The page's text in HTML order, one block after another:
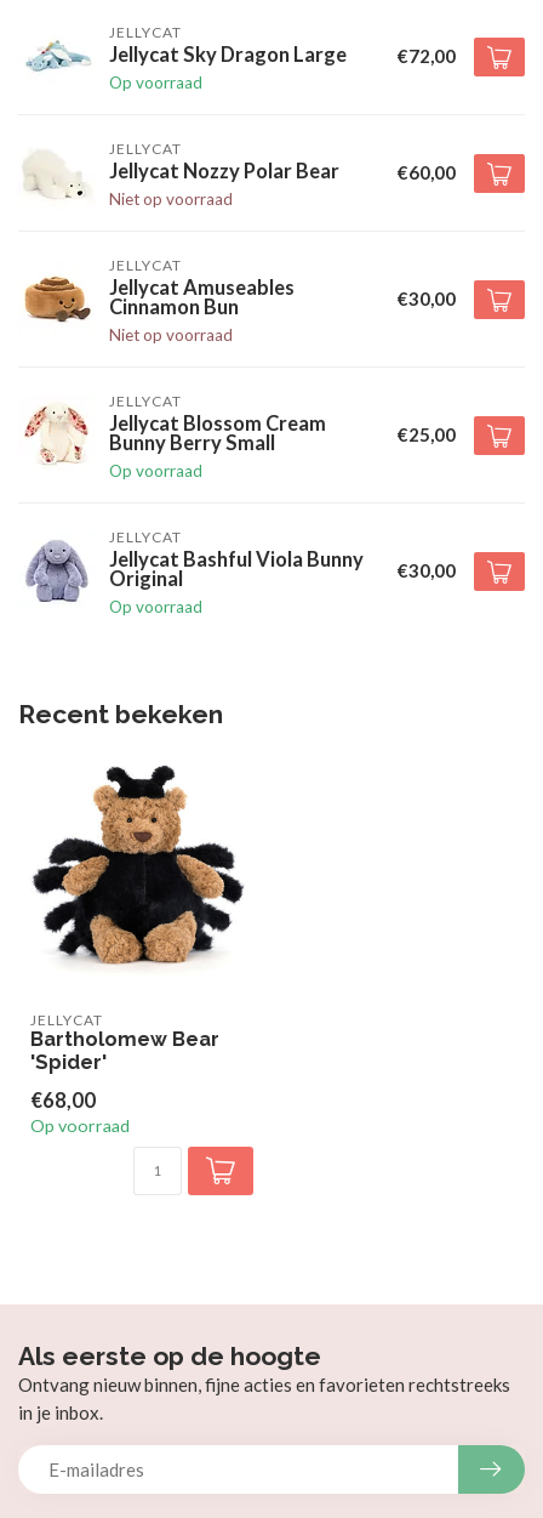
JELLYCAT
Jellycat Sky Dragon Large
Op voorraad
€72,00
JELLYCAT
Jellycat Nozzy Polar Bear
Niet op voorraad
€60,00
JELLYCAT
Jellycat Amuseables
Cinnamon Bun
Niet op voorraad
€30,00
JELLYCAT
Jellycat Blossom Cream
Bunny Berry Small
Op voorraad
€25,00
JELLYCAT
Jellycat Bashful Viola Bunny
Original
Op voorraad
€30,00
Recent bekeken
JELLYCAT
Bartholomew Bear
'Spider'
€68,00
Op voorraad
Als eerste op de hoogte
Ontvang nieuw binnen, fijne acties en favorieten rechtstreeks
in je inbox.